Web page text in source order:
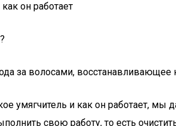
он работает
за волосами,
умягчитель и как он работает,
свою работу, то есть